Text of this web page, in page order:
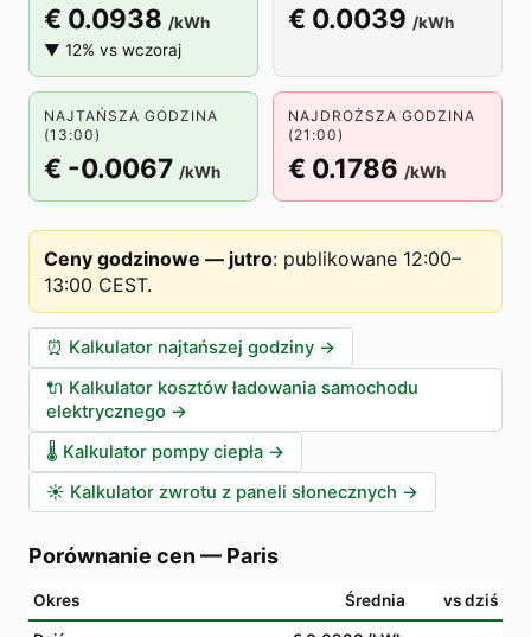
€ 0.0938 /kWh
▼ 12% vs wczoraj
€ 0.0039 /kWh
NAJTAŃSZA GODZINA
(13:00)
€ -0.0067 /kWh
NAJDROŻSZA GODZINA
(21:00)
€ 0.1786 /kWh
Ceny godzinowe — jutro: publikowane 12:00–
13:00 CEST.
⏰ Kalkulator najtańszej godziny →
🔌 Kalkulator kosztów ładowania samochodu
elektrycznego →
🌡️ Kalkulator pompy ciepła →
☀️ Kalkulator zwrotu z paneli słonecznych →
Porównanie cen — Paris
Okres Średnia vs dziś